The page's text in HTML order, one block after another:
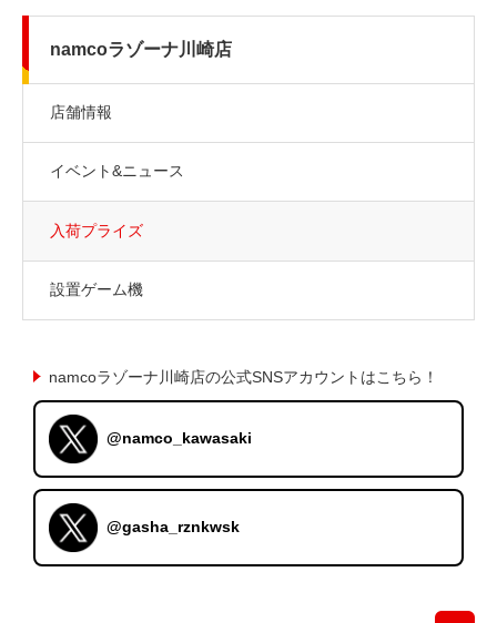
namcoラゾーナ川崎店
店舗情報
イベント&ニュース
入荷プライズ
設置ゲーム機
namcoラゾーナ川崎店の公式SNSアカウントはこちら！
@namco_kawasaki
@gasha_rznkwsk